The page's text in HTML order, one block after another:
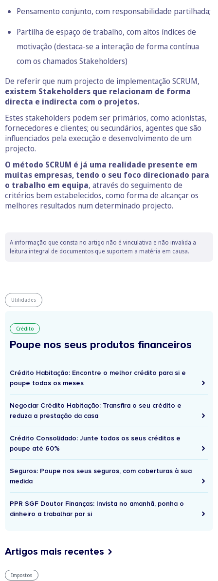
Pensamento conjunto, com responsabilidade partilhada;
Partilha de espaço de trabalho, com altos índices de
motivação (destaca-se a interação de forma contínua
com os chamados Stakeholders)
De referir que num projecto de implementação SCRUM,
existem Stakeholders que relacionam de forma
directa e indirecta com o projetos.
Estes stakeholders podem ser primários, como acionistas,
fornecedores e clientes; ou secundários, agentes que são
influenciados pela execução e desenvolvimento de um
projecto.
O método SCRUM é já uma realidade presente em
muitas empresas, tendo o seu foco direcionado para
o trabalho em equipa, através do seguimento de
critérios bem estabelecidos, como forma de alcançar os
melhores resultados num determinado projecto.
A informação que consta no artigo não é vinculativa e não invalida a
leitura integral de documentos que suportem a matéria em causa.
Utilidades
Crédito
Poupe nos seus produtos financeiros
Crédito Habitação: Encontre o melhor crédito para si e
poupe todos os meses
Negociar Crédito Habitação: Transfira o seu crédito e
reduza a prestação da casa
Crédito Consolidado: Junte todos os seus créditos e
poupe até 60%
Seguros: Poupe nos seus seguros, com coberturas à sua
medida
PPR SGF Doutor Finanças: Invista no amanhã, ponha o
dinheiro a trabalhar por si
Artigos mais recentes
Impostos